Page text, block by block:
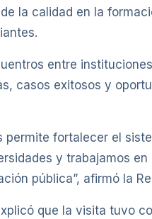
la calidad en la
entre
casos exitosos y
fortalecer el
y trabajamos en
pública”, afirmó la
que la visita tuvo